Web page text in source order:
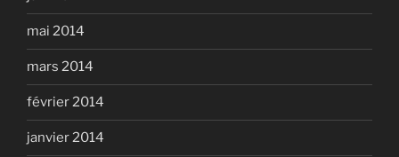
mai 2014
mars 2014
février 2014
janvier 2014